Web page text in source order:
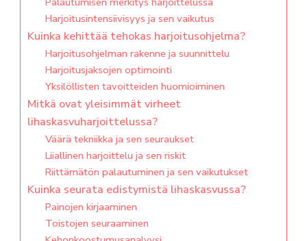
Harjoitusintensiivisyys ja sen vaikutus
Kuinka kehittää tehokas harjoitusohjelma?
Harjoitusohjelman rakenne ja suunnittelu
Harjoitusjaksojen optimointi
Yksilöllisten tavoitteiden huomioiminen
Mitkä ovat yleisimmät virheet
lihaskasvuharjoittelussa?
Väärä tekniikka ja sen seuraukset
Liiallinen harjoittelu ja sen riskit
Riittämätön palautuminen ja sen vaikutukset
Kuinka seurata edistymistä lihaskasvussa?
Painojen kirjaaminen
Toistojen seuraaminen